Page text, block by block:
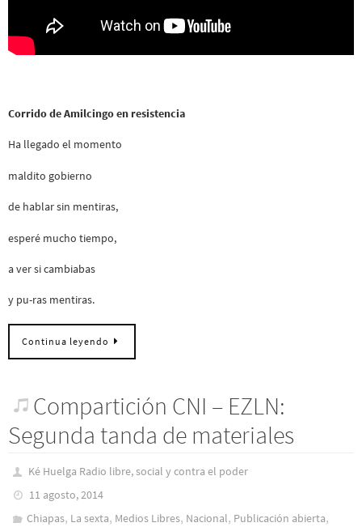
Corrido de Amilcingo en resistencia
Ha llegado el momento
maldito gobierno
de hablar sin mentiras,
esperé mucho tiempo,
a ver si cambiabas
y pu-ras mentiras.
Continua leyendo
Compartición CNI – EZLN:
Segunda tanda de materiales
Ké Huelga Radio libre, social y contra el poder
11 agosto, 2014
Chiapas, La sexta, Medios Libres, Nacional, Publicación abierta,